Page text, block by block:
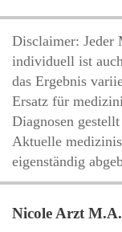
Disclaimer: Jeder
individuell ist
das Ergebnis
Ersatz für
Diagnosen
Aktuelle
eigenständig
Nicole Arzt M.A.